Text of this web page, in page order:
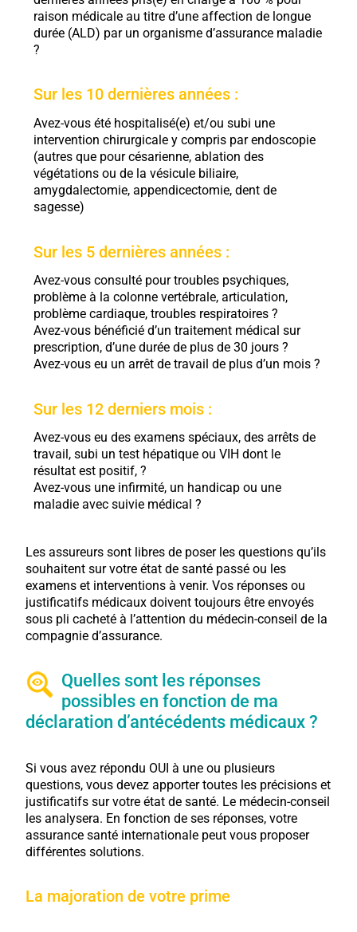
raison médicale au titre d’une affection de longue
durée (ALD) par un organisme d’assurance maladie
?
Sur les 10 dernières années :
Avez-vous été hospitalisé(e) et/ou subi une
intervention chirurgicale y compris par endoscopie
(autres que pour césarienne, ablation des
végétations ou de la vésicule biliaire,
amygdalectomie, appendicectomie, dent de
sagesse)
Sur les 5 dernières années :
Avez-vous consulté pour troubles psychiques,
problème à la colonne vertébrale, articulation,
problème cardiaque, troubles respiratoires ?
Avez-vous bénéficié d’un traitement médical sur
prescription, d’une durée de plus de 30 jours ?
Avez-vous eu un arrêt de travail de plus d’un mois ?
Sur les 12 derniers mois :
Avez-vous eu des examens spéciaux, des arrêts de
travail, subi un test hépatique ou VIH dont le
résultat est positif, ?
Avez-vous une infirmité, un handicap ou une
maladie avec suivie médical ?
Les assureurs sont libres de poser les questions qu’ils
souhaitent sur votre état de santé passé ou les
examens et interventions à venir. Vos réponses ou
justificatifs médicaux doivent toujours être envoyés
sous pli cacheté à l’attention du médecin-conseil de la
compagnie d’assurance.
Quelles sont les réponses
possibles en fonction de ma
déclaration d’antécédents médicaux ?
Si vous avez répondu OUI à une ou plusieurs
questions, vous devez apporter toutes les précisions et
justificatifs sur votre état de santé. Le médecin-conseil
les analysera. En fonction de ses réponses, votre
assurance santé internationale peut vous proposer
différentes solutions.
La majoration de votre prime